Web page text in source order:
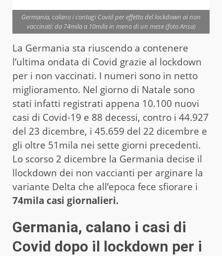
Germania, calano i contagi Covid per effetto del lockdown ai non
vaccinati: da 74mila a 10mila in meno di un mese (foto Ansa)
La Germania sta riuscendo a contenere
l’ultima ondata di Covid grazie al lockdown
per i non vaccinati. I numeri sono in netto
miglioramento. Nel giorno di Natale sono
stati infatti registrati appena 10.100 nuovi
casi di Covid-19 e 88 decessi, contro i 44.927
del 23 dicembre, i 45.659 del 22 dicembre e
gli oltre 51mila nei sette giorni precedenti.
Lo scorso 2 dicembre la Germania decise il
llockdown dei non vaccianti per arginare la
variante Delta che all’epoca fece sfiorare i
74mila casi giornalieri.
Germania, calano i casi di
Covid dopo il lockdown per i